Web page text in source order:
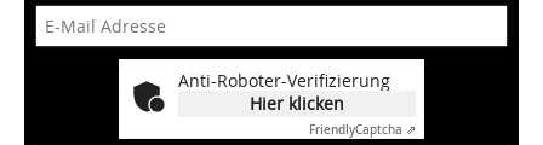
Anti-Roboter-Verifizierung
Hier klicken
FriendlyCaptcha ⇗